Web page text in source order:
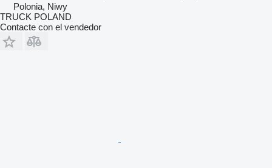
Polonia, Niwy
TRUCK POLAND
Contacte con el vendedor